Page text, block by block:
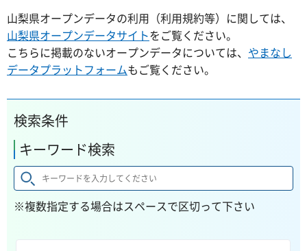
山梨県オープンデータの利用（利用規約等）に関しては、
山梨県オープンデータサイトをご覧ください。
こちらに掲載のないオープンデータについては、 やまなし
データプラットフォームもご覧ください。
検索条件
キーワード検索
※複数指定する場合はスペースで区切って下さい